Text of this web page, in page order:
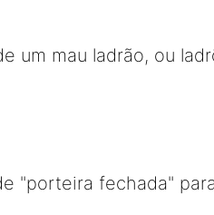
um mau ladrão, ou
"porteira fechada"